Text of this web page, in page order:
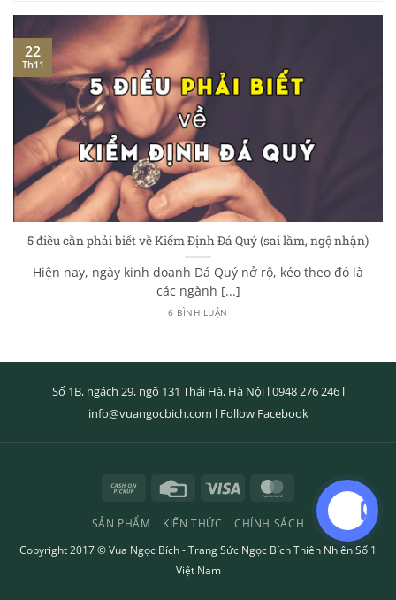
5 điều cần phải biết về Kiểm Định Đá Quý (sai lầm, ngộ nhận)
Hiện nay, ngày kinh doanh Đá Quý nở rộ, kéo theo đó là
các ngành [...]
6 BÌNH LUẬN
22
Th11
Số 1B, ngách 29, ngõ 131 Thái Hà, Hà Nội l0948 276 246l
info@vuangocbich.com l Follow Facebook
Cash
Pickup
Credit
Visa MasterCard
SẢN PHẨM KIẾN THỨC CHÍNH SÁCH
Copyright 2017 © Vua Ngọc Bích - Trang Sức Ngọc Bích Thiên Nhiên Số 1
Việt Nam